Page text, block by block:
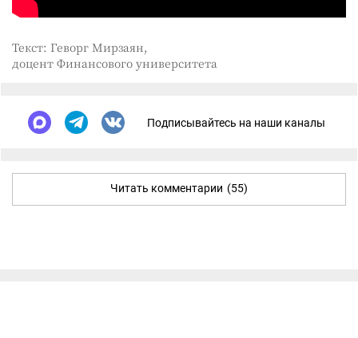
Текст: Геворг Мирзаян,
доцент Финансового университета
Подписывайтесь на наши каналы
Читать комментарии (55)